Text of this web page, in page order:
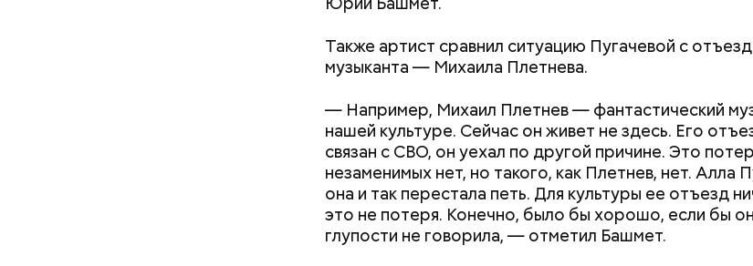
Также артист сравнил ситуацию Пугачевой с
музыканта — Михаила Плетнева.
— Например, Михаил Плетнев — фантастический
нашей культуре. Сейчас он живет не здесь. Его
связан с СВО, он уехал по другой причине. Это
незаменимых нет, но такого, как Плетнев, нет. Алла
она и так перестала петь. Для культуры ее отъезд
это не потеря. Конечно, было бы хорошо, если бы
глупости не говорила, — отметил Башмет.
«Иллюзия контроля»: можно
ли снизить уровень
холестерина только с
помощью диеты